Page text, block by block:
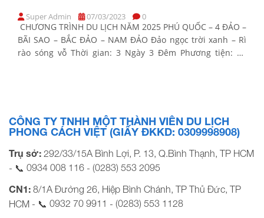
Super Admin 07/03/2023 0
CHƯƠNG TRÌNH DU LỊCH NĂM 2025 PHÚ QUỐC – 4 ĐẢO –
BÃI SAO – BẮC ĐẢO – NAM ĐẢO Đảo ngọc trời xanh – Rì
rào sóng vỗ Thời gian: 3 Ngày 3 Đêm Phương tiện: Xe
CÔNG TY TNHH MỘT THÀNH VIÊN DU LỊCH
PHONG CÁCH VIỆT (GIẤY ĐKKD: 0309998908)
Trụ sở: 292/33/15A Bình Lợi, P. 13, Q.Bình Thạnh, TP HCM
- 📞 0934 008 116 - (0283) 553 2095
CN1: 8/1A Đường 26, Hiệp Bình Chánh, TP Thủ Đức, TP
HCM - 📞 0932 70 9911 - (0283) 553 1128